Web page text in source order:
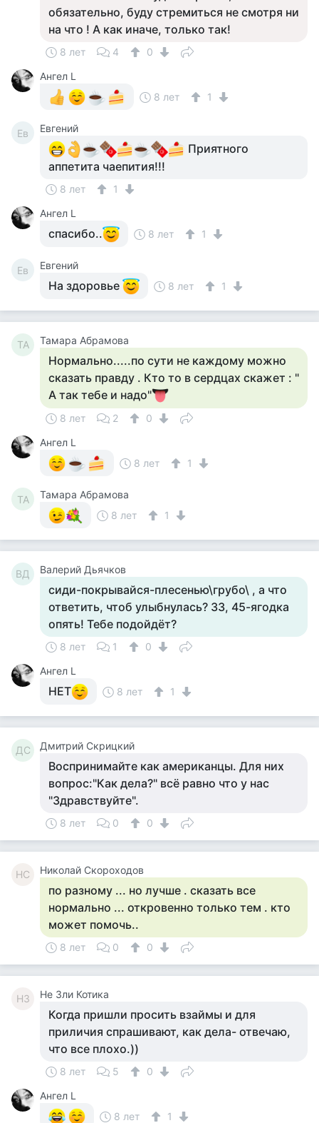
обязательно, буду стремиться не смотря ни
на что ! А как иначе, только так!
8 лет 4
0
Ангел L
8 лет
1
Ев Евгений
Приятного
аппетита чаепития!!!
8 лет
1
Ангел L
спасибо.. 8 лет 1
Ев Евгений
На здоровье 8 лет 1
ТА Тамара Абрамова
Нормально.....по сути не каждому можно
сказать правду . Кто то в сердцах скажет : "
А так тебе и надо"
8 лет 2
0
Ангел L
8 лет
1
ТА
Тамара Абрамова
8 лет
1
ВД Валерий Дьячков
сиди-покрывайся-плесенью\грубо\ , а что
ответить, чтоб улыбнулась? 33, 45-ягодка
опять! Тебе подойдёт?
8 лет 1
0
Ангел L
НЕТ 8 лет 1
ДС Дмитрий Скрицкий
Воспринимайте как американцы. Для них
вопрос:"Как дела?" всё равно что у нас
"Здравствуйте".
8 лет 0 0
НС Николай Скороходов
по разному ... но лучше . сказать все
нормально ... откровенно только тем . кто
может помочь..
8 лет 0 0
НЗ Не Зли Котика
Когда пришли просить взаймы и для
приличия спрашивают, как дела- отвечаю,
что все плохо.))
8 лет 5
0
Ангел L
8 лет
1